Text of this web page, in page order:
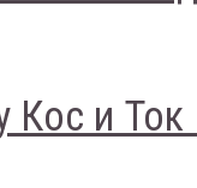
Кос и